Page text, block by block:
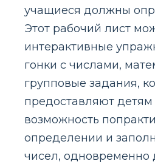
учащиеся должны
Этот рабочий лист
интерактивные
гонки с числами,
групповые задания,
предоставляют
возможность
определении и
чисел, одновременно